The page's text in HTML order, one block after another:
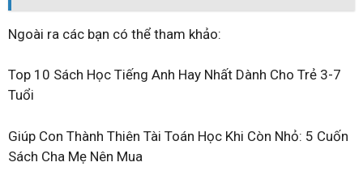
Ngoài ra các bạn có thể tham khảo:
Top 10 Sách Học Tiếng Anh Hay Nhất Dành Cho Trẻ 3-7
Tuổi
Giúp Con Thành Thiên Tài Toán Học Khi Còn Nhỏ: 5 Cuốn
Sách Cha Mẹ Nên Mua